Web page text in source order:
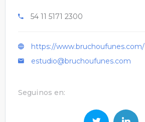
54 11 5171 2300
https://www.bruchoufunes.com/
estudio@bruchoufunes.com
Seguinos en: